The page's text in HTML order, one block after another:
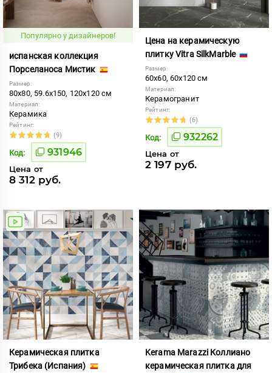
Популярно у дизайнеров!
испанская коллекция
Порселаноса Мистик
Размер:
80x80, 59.6x150, 120x120 см
Материал:
Керамика
Рейтинг:
(9)
Код: 931946
Цена от
8 312 руб.
Цена на керамическую
плитку Vitra SilkMarble
Размер:
60x60, 60x120 см
Материал:
Керамогранит
Рейтинг:
(6)
Код: 932262
Цена от
2 197 руб.
Керамическая плитка
Трибека (Испания)
Kerama Marazzi Коллиано
керамическая плитка для